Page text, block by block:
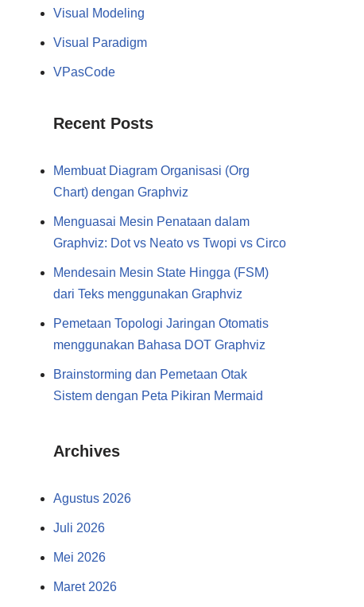
Visual Modeling
Visual Paradigm
VPasCode
Recent Posts
Membuat Diagram Organisasi (Org
Chart) dengan Graphviz
Menguasai Mesin Penataan dalam
Graphviz: Dot vs Neato vs Twopi vs Circo
Mendesain Mesin State Hingga (FSM)
dari Teks menggunakan Graphviz
Pemetaan Topologi Jaringan Otomatis
menggunakan Bahasa DOT Graphviz
Brainstorming dan Pemetaan Otak
Sistem dengan Peta Pikiran Mermaid
Archives
Agustus 2026
Juli 2026
Mei 2026
Maret 2026